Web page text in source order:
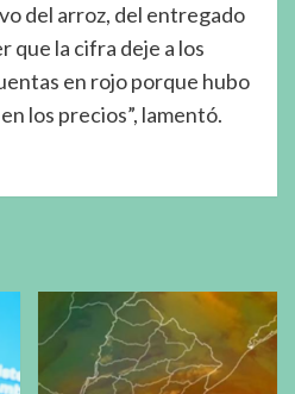
del arroz, del entregado
que la cifra deje a los
en rojo porque hubo
los precios”, lamentó.